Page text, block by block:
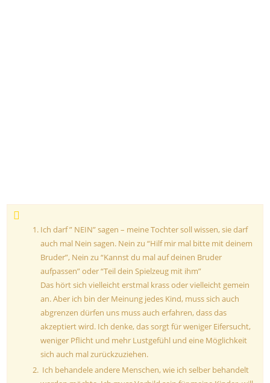
Ich darf ” NEIN” sagen – meine Tochter soll wissen, sie darf
auch mal Nein sagen. Nein zu “Hilf mir mal bitte mit deinem
Bruder”, Nein zu “Kannst du mal auf deinen Bruder
aufpassen” oder “Teil dein Spielzeug mit ihm”
Das hört sich vielleicht erstmal krass oder vielleicht gemein
an. Aber ich bin der Meinung jedes Kind, muss sich auch
abgrenzen dürfen uns muss auch erfahren, dass das
akzeptiert wird. Ich denke, das sorgt für weniger Eifersucht,
weniger Pflicht und mehr Lustgefühl und eine Möglichkeit
sich auch mal zurückzuziehen.
Ich behandele andere Menschen, wie ich selber behandelt